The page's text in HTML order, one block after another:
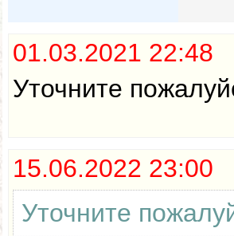
01.03.2021
Уточните
15.06.2022 23:00
Уточните